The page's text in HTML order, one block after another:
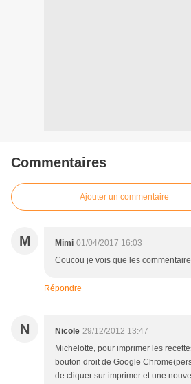
Commentaires
Ajouter un commentaire
M Mimi 01/04/2017 16:03
Coucou je vois que les
Répondre
N Nicole 29/12/2012 13:47
Michelotte, pour imprimer les
bouton droit de Google
de cliquer sur imprimer et une